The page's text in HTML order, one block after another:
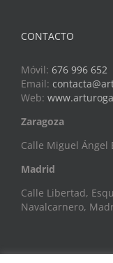
CONTACTO
Móvil: 676 996 652
Email:
Web:
Zaragoza
Calle Miguel Ángel
Madrid
Calle Libertad,
Navalcarnero,